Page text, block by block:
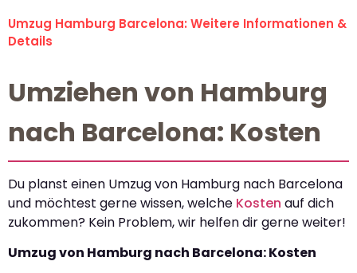
Umzug Hamburg Barcelona: Weitere Informationen &
Details
Umziehen von Hamburg
nach Barcelona: Kosten
Du planst einen Umzug von Hamburg nach Barcelona
und möchtest gerne wissen, welche Kosten auf dich
zukommen? Kein Problem, wir helfen dir gerne weiter!
Umzug von Hamburg nach Barcelona: Kosten